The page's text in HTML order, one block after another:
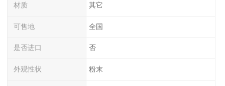
材质 其它
可售地 全国
是否进口 否
外观性状 粉末